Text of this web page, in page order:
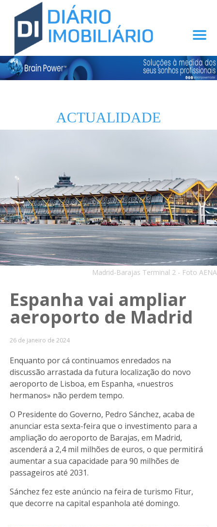
ACTUALIDADE
Madrid-Barajas Terminal 2 - Foto AENA
Espanha vai ampliar
aeroporto de Madrid
26 de janeiro de 2024
Enquanto por cá continuamos enredados na
discussão arrastada da futura localização do novo
aeroporto de Lisboa, em Espanha, «nuestros
hermanos» não perdem tempo.
O Presidente do Governo, Pedro Sánchez, acaba de
anunciar esta sexta-feira que o investimento para a
ampliação do aeroporto de Barajas, em Madrid,
ascenderá a 2,4 mil milhões de euros, o que permitirá
aumentar a sua capacidade para 90 milhões de
passageiros até 2031.
Sánchez fez este anúncio na feira de turismo Fitur,
que decorre na capital espanhola até domingo.